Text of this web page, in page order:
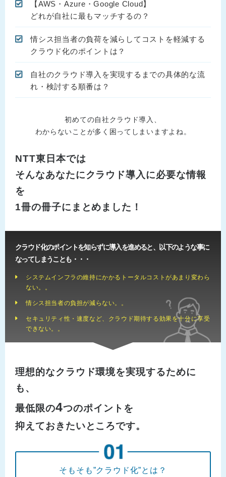
【AWS・Azure・Google Cloud】
どれが自社に最もマッチするの？
情シス担当者の負荷を減らしてコストを軽減する
クラウド化のポイントは？
自社のクラウド導入を実現するまでの具体的な流
れ・検討する順番は？
初めての自社クラウド導入、
わからないことが多く困ってしまいますよね。
NTT東日本では
そんなあなたにクラウド導入に必要な情報
を
1冊の冊子にまとめました！
クラウド化のポイントを知らずに導入を進めると、以下のような事に
なってしまうことも・・・
システムインフラの維持にかかるトータルコストがあまり変わら
ない。。
情シス担当者の負担が減らない。。
セキュリティ性・速度など、クラウド期待する効果を十分に享受
できない。。
理想的なクラウド環境を実現するために
も、
最低限の4つのポイントを
抑えておきたいところです。
そもそも”クラウド化”とは？